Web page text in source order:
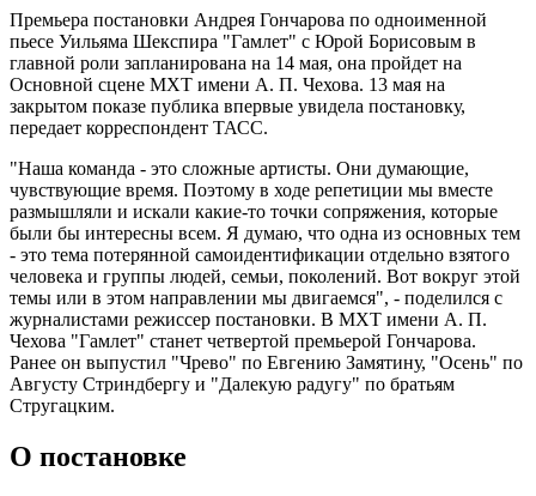
Премьера постановки Андрея Гончарова по одноименной
пьесе Уильяма Шекспира "Гамлет" с Юрой Борисовым в
главной роли запланирована на 14 мая, она пройдет на
Основной сцене МХТ имени А. П. Чехова. 13 мая на
закрытом показе публика впервые увидела постановку,
передает корреспондент ТАСС.
"Наша команда - это сложные артисты. Они думающие,
чувствующие время. Поэтому в ходе репетиции мы вместе
размышляли и искали какие-то точки сопряжения, которые
были бы интересны всем. Я думаю, что одна из основных тем
- это тема потерянной самоидентификации отдельно взятого
человека и группы людей, семьи, поколений. Вот вокруг этой
темы или в этом направлении мы двигаемся", - поделился с
журналистами режиссер постановки. В МХТ имени А. П.
Чехова "Гамлет" станет четвертой премьерой Гончарова.
Ранее он выпустил "Чрево" по Евгению Замятину, "Осень" по
Августу Стриндбергу и "Далекую радугу" по братьям
Стругацким.
О постановке